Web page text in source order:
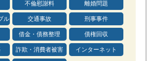
不倫慰謝料 離婚問題
ル 交通事故 刑事事件
借金・債務整理 債権回収
詐欺・消費者被害 インターネット